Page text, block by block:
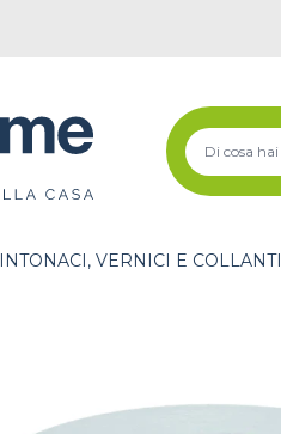
INTONACI, VERNICI E COLLANTI